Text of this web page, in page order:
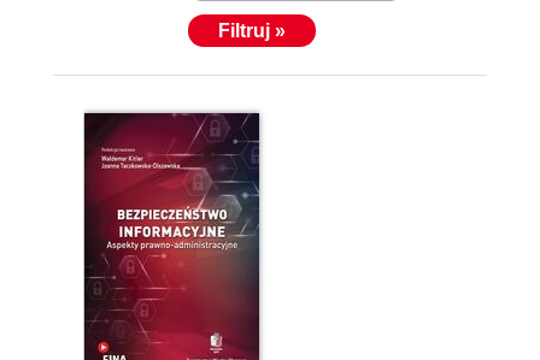
Filtruj »